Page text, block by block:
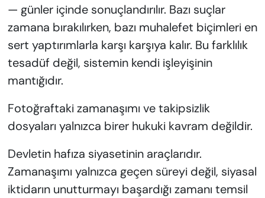
— günler içinde sonuçlandırılır. Bazı suçlar
zamana bırakılırken, bazı muhalefet biçimleri en
sert yaptırımlarla karşı karşıya kalır. Bu farklılık
tesadüf değil, sistemin kendi işleyişinin
mantığıdır.
Fotoğraftaki zamanaşımı ve takipsizlik
dosyaları yalnızca birer hukuki kavram değildir.
Devletin hafıza siyasetinin araçlarıdır.
Zamanaşımı yalnızca geçen süreyi değil, siyasal
iktidarın unutturmayı başardığı zamanı temsil